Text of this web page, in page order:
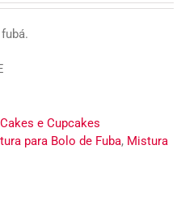
e Cupcakes
para Bolo de Fuba, Mistura